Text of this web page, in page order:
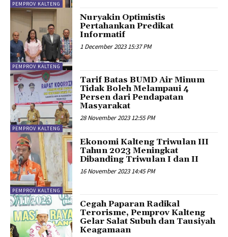
PEMPROV KALTENG
PEMPROV KALTENG
Nuryakin Optimistis
Pertahankan Predikat
Informatif
1 December 2023 15:37 PM
PEMPROV KALTENG
Tarif Batas BUMD Air Minum
Tidak Boleh Melampaui 4
Persen dari Pendapatan
Masyarakat
28 November 2023 12:55 PM
PEMPROV KALTENG
Ekonomi Kalteng Triwulan III
Tahun 2023 Meningkat
Dibanding Triwulan I dan II
16 November 2023 14:45 PM
Cegah Paparan Radikal
Terorisme, Pemprov Kalteng
Gelar Salat Subuh dan Tausiyah
Keagamaan